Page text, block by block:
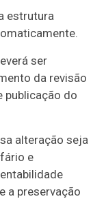
estrutura
ser
da revisão
publicação do
alteração seja
e
a preservação